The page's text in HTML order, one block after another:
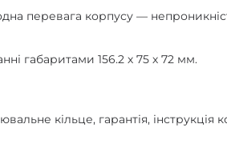
перевага корпусу —
габаритами 156.2 х 75 х 72 мм.
кільце, гарантія, інструкція